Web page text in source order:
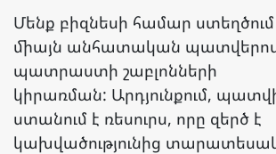
Մենք բիզնեսի համար ստեղծում
միայն անհատական
պատրաստի շաբլոնների
կիրառման: Արդյունքում,
ստանում է ռեսուրս, որը զերծ է
կախվածությունից